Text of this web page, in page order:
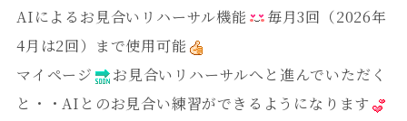
AIによるお見合いリハーサル機能
毎月3回（2026年
4月は2回）まで使用可能
マイページ
お見合いリハーサルへと進んでいただく
と・・AIとのお見合い練習ができるようになります